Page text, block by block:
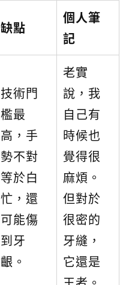
缺點
個人筆
記
技術門
檻最
高，手
勢不對
等於白
忙，還
可能傷
到牙
齦。
老實
說，我
自己有
時候也
覺得很
麻煩。
但對於
很密的
牙縫，
它還是